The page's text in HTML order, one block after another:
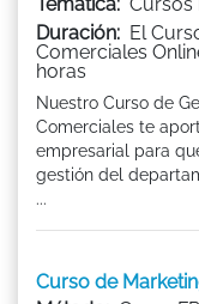
Duración: El
Comerciales
horas
Nuestro Curso de
Comerciales te
empresarial para
gestión del
...
Curso de